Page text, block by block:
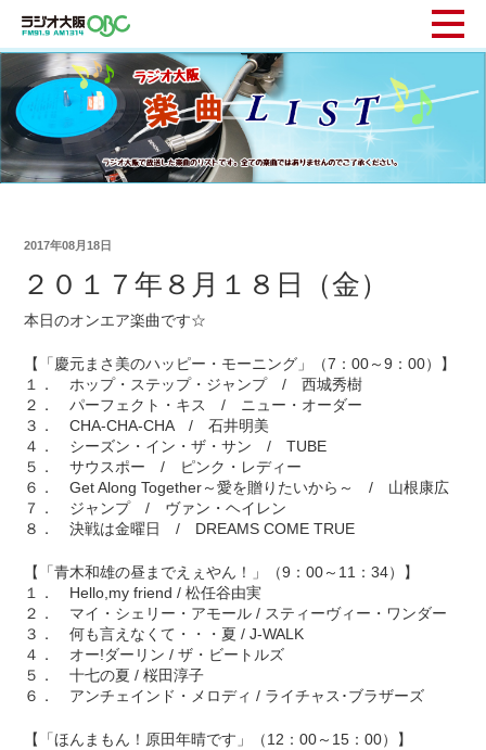
2017年08月18日
２０１７年８月１８日（金）
本日のオンエア楽曲です☆
【「慶元まさ美のハッピー・モーニング」（7：00～9：00）】
１． ホップ・ステップ・ジャンプ / 西城秀樹
２． パーフェクト・キス / ニュー・オーダー
３． CHA-CHA-CHA / 石井明美
４． シーズン・イン・ザ・サン / TUBE
５． サウスポー / ピンク・レディー
６． Get Along Together～愛を贈りたいから～ / 山根康広
７． ジャンプ / ヴァン・ヘイレン
８． 決戦は金曜日 / DREAMS COME TRUE
【「青木和雄の昼までえぇやん！」（9：00～11：34）】
１． Hello,my friend / 松任谷由実
２． マイ・シェリー・アモール / スティーヴィー・ワンダー
３． 何も言えなくて・・・夏 / J-WALK
４． オー!ダーリン / ザ・ビートルズ
５． 十七の夏 / 桜田淳子
６． アンチェインド・メロディ / ライチャス･ブラザーズ
【「ほんまもん！原田年晴です」（12：00～15：00）】